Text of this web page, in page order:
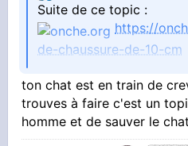
Suite de ce topic :
https://
de-chaussure-de-10-cm
Je pense qu'il a encore
depuis 1-2 semaines il
il a sûrement dû bouffer
ton chat est en train de
trouves à faire c'est un
homme et de sauver le